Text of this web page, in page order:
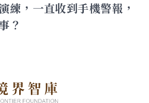
練，一直收到手機警報，
？